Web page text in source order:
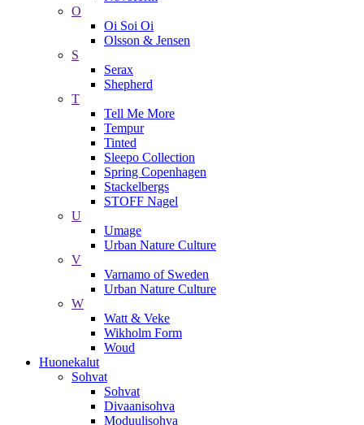
O
Oi Soi Oi
Olsson & Jensen
S
Serax
Shepherd
T
Tell Me More
Tempur
Tinted
Sleepo Collection
Spring Copenhagen
Stackelbergs
STOFF Nagel
U
Umage
Urban Nature Culture
V
Varnamo of Sweden
Urban Nature Culture
W
Watt & Veke
Wikholm Form
Woud
Huonekalut
Sohvat
Sohvat
Divaanisohva
Moduulisohva